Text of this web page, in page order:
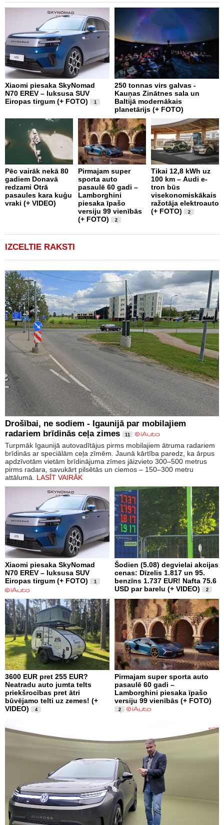
Xiaomi piesaka SkyNomad
N70 EREV – luksusa SUV
Eiropas tirgum (+ FOTO)
1
250 tonnas virs galvas -
Kauņas Zinātnes sala un
Baltijā modernākais
planetārijs (+ FOTO)
Pēc vairāk nekā 80
gadiem Donavā
redzami Otrā
pasaules kara kuģu
vraki (+ VIDEO)
Pirmajam super
sporta auto
pasaulē 60 gadi –
Lamborghini
piesaka īpašo
versiju 99 vienībās
(+ FOTO)
2
Tikai 12,8 kWh uz
100 km – Audi e-
tron būs
visekonomiskākais
ražotāja elektroauto
(+ FOTO)
2
IZCELTIE RAKSTI
Drošībai, ne sodiem - Igaunijā par mobilajiem
radariem brīdinās ceļa zimes
11
Turpmāk Igaunijā autovadītājus pirms mobilajiem ātruma radariem
brīdinās ar speciālām ceļa zīmēm. Jaunā kārtība paredz, ka ārpus
apdzīvotām vietām brīdinājuma zīmes jāizvieto 300–500 metrus
pirms radara, savukārt pilsētās un ciemos – 150–300 metru
attālumā. LASĪT VAIRĀK
Xiaomi piesaka SkyNomad
N70 EREV – luksusa SUV
Eiropas tirgum (+ FOTO)
1
Šodien (5.08) degvielai akcijas
cenas: Dīzelis 1.817 un 95.
benzīns 1.737 EUR! Nafta 75.6
USD par barelu (+ VIDEO)
2
3600 EUR pret 255 EUR?
Neatradu auto jumta telts
priekšrocības pret ātri
būvējamo telti uz zemes! (+
VIDEO)
4
Pirmajam super sporta auto
pasaulē 60 gadi –
Lamborghini piesaka īpašo
versiju 99 vienībās (+ FOTO)
2